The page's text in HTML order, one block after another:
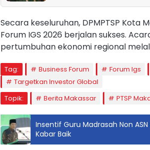
Secara keseluruhan, DPMPTSP Kota
Forum IGS 2026 berjalan sukses.
pertumbuhan ekonomi regional
Tag: Business Forum Forum Igs
Targetkan Investor Global
Topik:
Berita Makassar PTSP
Insentif Guru Madrasah Non
Kabar Baik